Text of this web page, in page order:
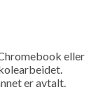
eller
er avtalt.